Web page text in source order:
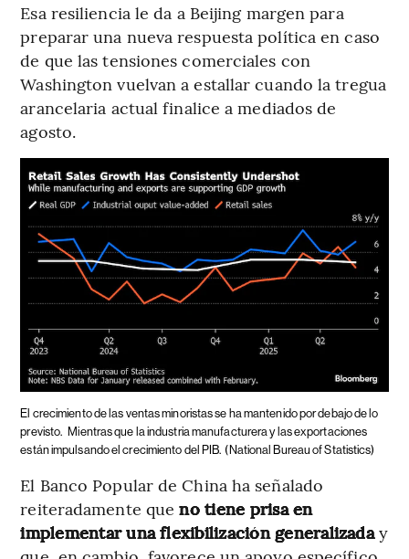
Esa resiliencia le da a Beijing margen para
preparar una nueva respuesta política en caso
de que las tensiones comerciales con
Washington vuelvan a estallar cuando la tregua
arancelaria actual finalice a mediados de
agosto.
El crecimiento de las ventas minoristas se ha mantenido por debajo de lo
previsto. Mientras que la industria manufacturera y las exportaciones
están impulsando el crecimiento del PIB. (National Bureau of Statistics)
El Banco Popular de China ha señalado
reiteradamente que no tiene prisa en
implementar una flexibilización generalizaday